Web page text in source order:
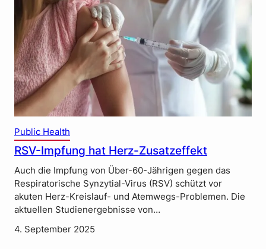
Public Health
RSV-Impfung hat Herz-Zusatzeffekt
Auch die Impfung von Über-60-Jährigen gegen das
Respiratorische Synzytial-Virus (RSV) schützt vor
akuten Herz-Kreislauf- und Atemwegs-Problemen. Die
aktuellen Studienergebnisse von…
4. September 2025